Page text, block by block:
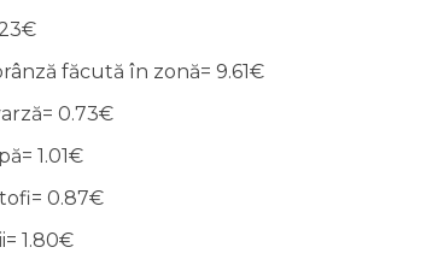
făcută în zonă= 9.61€
0.73€
1.01€
0.87€
1.80€